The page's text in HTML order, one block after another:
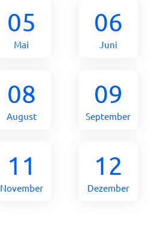
05
Mai
06
Juni
08
August
09
September
11
November
12
Dezember